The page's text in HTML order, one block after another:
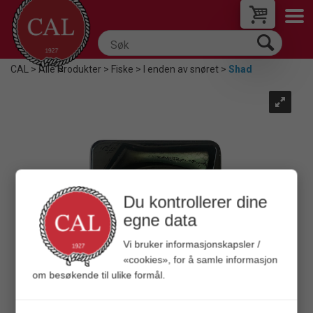
CAL >Alle Produkter>Fiske> I enden av snøret>Shad
Du kontrollerer dine
egne data
Vi bruker informasjonskapsler /
«cookies», for å samle informasjon
om besøkende til ulike formål.